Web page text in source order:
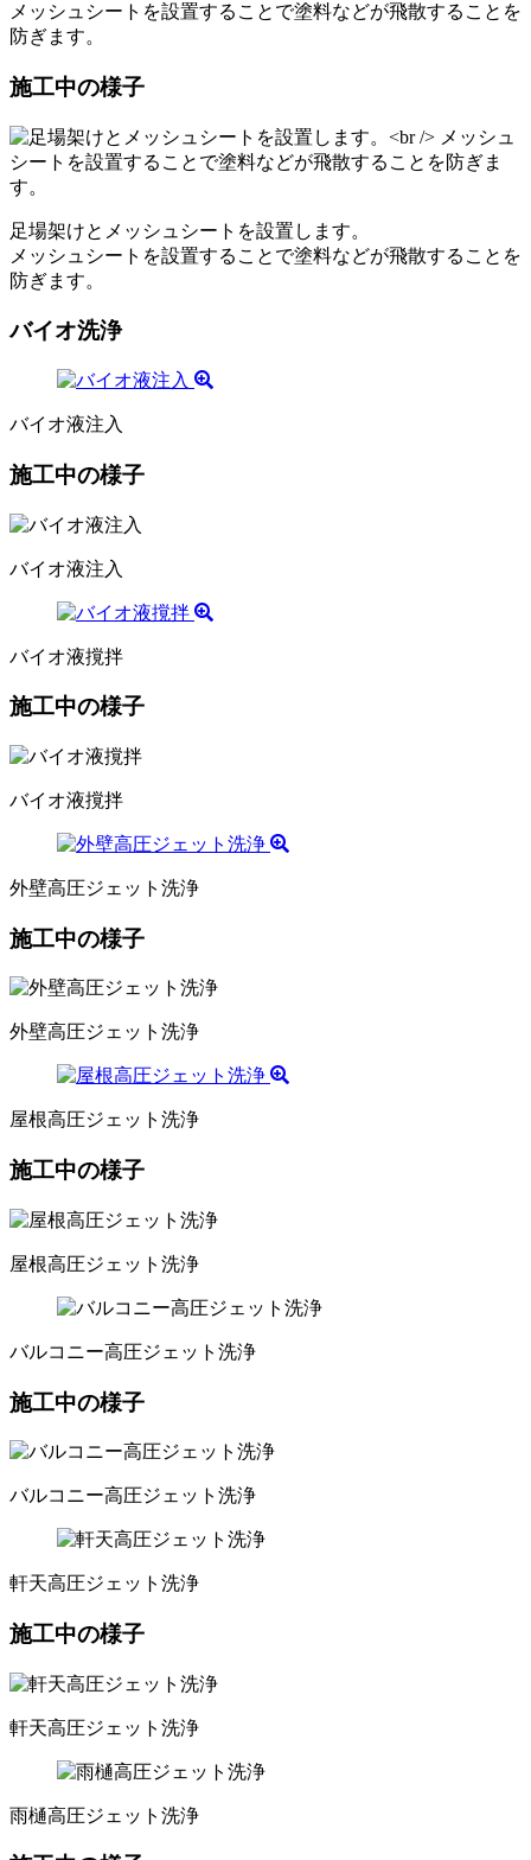
メッシュシートを設置することで塗料などが飛散することを
防ぎます。
施工中の様子
足場架けとメッシュシートを設置します。
メッシュシートを設置することで塗料などが飛散することを
防ぎます。
バイオ洗浄
バイオ液注入
施工中の様子
バイオ液注入
バイオ液撹拌
施工中の様子
バイオ液撹拌
外壁高圧ジェット洗浄
施工中の様子
外壁高圧ジェット洗浄
屋根高圧ジェット洗浄
施工中の様子
屋根高圧ジェット洗浄
バルコニー高圧ジェット洗浄
施工中の様子
バルコニー高圧ジェット洗浄
軒天高圧ジェット洗浄
施工中の様子
軒天高圧ジェット洗浄
雨樋高圧ジェット洗浄